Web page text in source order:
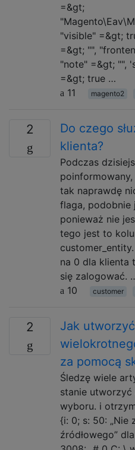
=&gt;
"visible" =&gt;
=&gt; "",
"note" =&gt; "",
=&gt; true …
11
magento2
2
Do czego
klienta?
Podczas
tak naprawdę
flaga, podobnie
ponieważ nie
tego jest to
na 0 dla klienta
się zalogować.
10
customer
2
Jak
za pomocą
Śledzę wiele
stanie
wyboru. i
{i: 0; s: 50: „Nie
źródłowego”